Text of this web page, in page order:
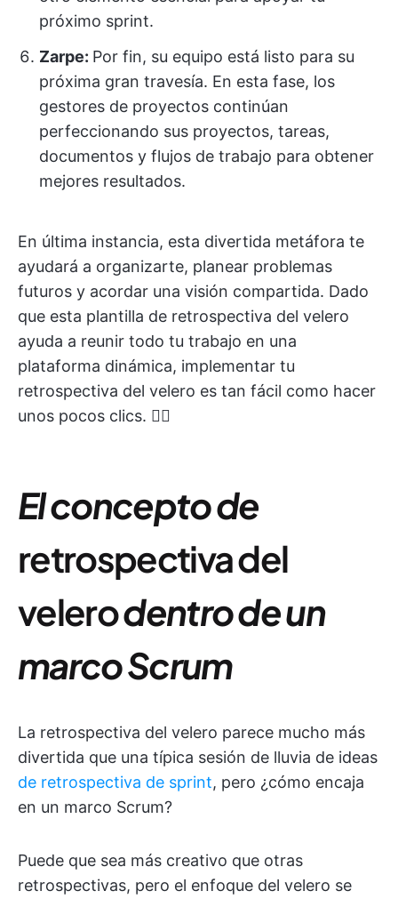
próximo sprint.
Zarpe: Por fin, su equipo está listo para su
próxima gran travesía. En esta fase, los
gestores de proyectos continúan
perfeccionando sus proyectos, tareas,
documentos y flujos de trabajo para obtener
mejores resultados.
En última instancia, esta divertida metáfora te
ayudará a organizarte, planear problemas
futuros y acordar una visión compartida. Dado
que esta plantilla de retrospectiva del velero
ayuda a reunir todo tu trabajo en una
plataforma dinámica, implementar tu
retrospectiva del velero es tan fácil como hacer
unos pocos clics. 🚣‍♀️
El concepto de
retrospectiva del
velerodentro de un
marco Scrum
La retrospectiva del velero parece mucho más
divertida que una típica sesión de lluvia de ideas
de retrospectiva de sprint, pero ¿cómo encaja
en un marco Scrum?
Puede que sea más creativo que otras
retrospectivas, pero el enfoque del velero se